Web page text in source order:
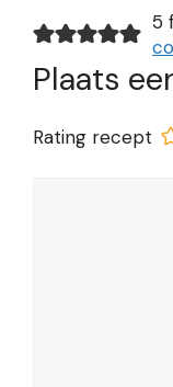
5
Plaats
Rating recept